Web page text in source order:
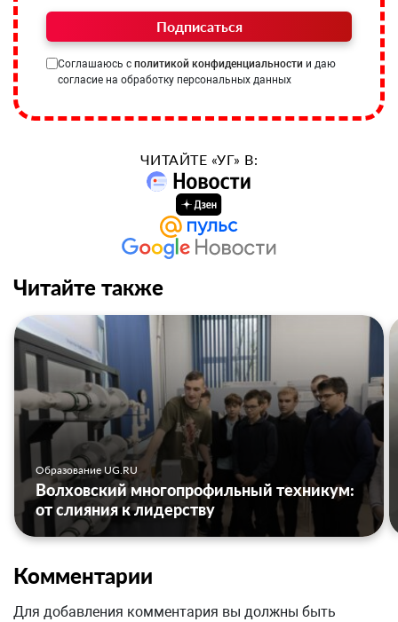
Подписаться
Соглашаюсь с политикой конфиденциальности и даю
согласие на обработку персональных данных
ЧИТАЙТЕ «УГ» В:
Читайте также
Образование UG.RU
Волховский многопрофильный техникум:
от слияния к лидерству
Комментарии
Для добавления комментария вы должны быть